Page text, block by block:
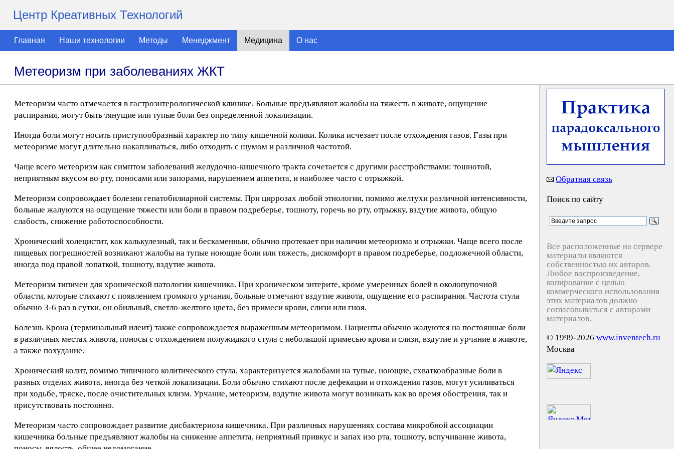
Центр Креативных Технологий
Главная Наши технологии Методы Менеджмент Медицина О нас
Метеоризм при заболеваниях ЖКТ
Метеоризм часто отмечается в гастроэнтерологической клинике. Больные предъявляют жалобы на тяжесть в животе, ощущение
распирания, могут быть тянущие или тупые боли без определенной локализации.
Иногда боли могут носить приступообразный характер по типу кишечной колики. Колика исчезает после отхождения газов. Газы при
метеоризме могут длительно накапливаться, либо отходить с шумом и различной частотой.
Чаще всего метеоризм как симптом заболеваний желудочно-кишечного тракта сочетается с другими расстройствами: тошнотой,
неприятным вкусом во рту, поносами или запорами, нарушением аппетита, и наиболее часто с отрыжкой.
Метеоризм сопровождает болезни гепатобилиарной системы. При циррозах любой этиологии, помимо желтухи различной интенсивности,
больные жалуются на ощущение тяжести или боли в правом подреберье, тошноту, горечь во рту, отрыжку, вздутие живота, общую
слабость, снижение работоспособности.
Хронический холецистит, как калькулезный, так и бескаменныи, обычно протекает при наличии метеоризма и отрыжки. Чаще всего после
пищевых погрешностей возникают жалобы на тупые ноющие боли или тяжесть, дискомфорт в правом подреберье, подложечной области,
иногда под правой лопаткой, тошноту, вздутие живота.
Метеоризм типичен для хронической патологии кишечника. При хроническом энтерите, кроме умеренных болей в околопупочной
области, которые стихают с появлением громкого урчания, больные отмечают вздутие живота, ощущение его распирания. Частота стула
обычно 3-6 раз в сутки, он обильный, светло-желтого цвета, без примеси крови, слизи или гноя.
Болезнь Крона (терминальный илеит) также сопровождается выраженным метеоризмом. Пациенты обычно жалуются на постоянные боли
в различных местах живота, поносы с отхождением полужидкого стула с небольшой примесью крови и слизи, вздутие и урчание в животе,
а также похудание.
Хронический колит, помимо типичного колитического стула, характеризуется жалобами на тупые, ноющие, схваткообразные боли в
разных отделах живота, иногда без четкой локализации. Боли обычно стихают после дефекации и отхождения газов, могут усиливаться
при ходьбе, тряске, после очистительных клизм. Урчание, метеоризм, вздутие живота могут возникать как во время обострения, так и
присутствовать постоянно.
Метеоризм часто сопровождает развитие дисбактериоза кишечника. При различных нарушениях состава микробной ассоциации
кишечника больные предъявляют жалобы на снижение аппетита, неприятный привкус и запах изо рта, тошноту, вспучивание живота,
Обратная связь
Поиск по сайту
Все расположенные на сервере
материалы являются
собственностью их авторов.
Любое воспроизведение,
копирование с целью
коммерческого использования
этих материалов должно
согласовываться с авторами
материалов.
© 1999-2026 www.inventech.ru
Москва